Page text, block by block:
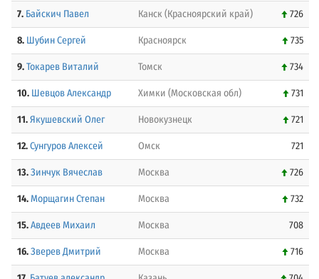
7. Байскич Павел Канск (Красноярский край) 726
8. Шубин Сергей Красноярск 735
9.Токарев Виталий Томск 734
10. Шевцов Александр Химки (Московская обл) 731
11.Якушевский Олег Новокузнецк 721
12.Сунгуров Алексей Омск 721
13.Зинчук Вячеслав Москва 726
14.Морщагин Степан Москва 732
15.Авдеев Михаил Москва 708
16.Зверев Дмитрий Москва 716